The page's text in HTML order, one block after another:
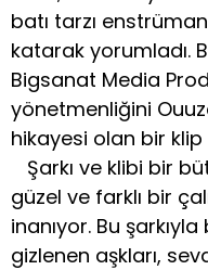
batı tarzı
katarak yorumladı.
Bigsanat Media
yönetmenliğini
hikayesi olan bir
Şarkı ve klibi bir
güzel ve farklı bir
inanıyor. Bu
gizlenen aşkları,